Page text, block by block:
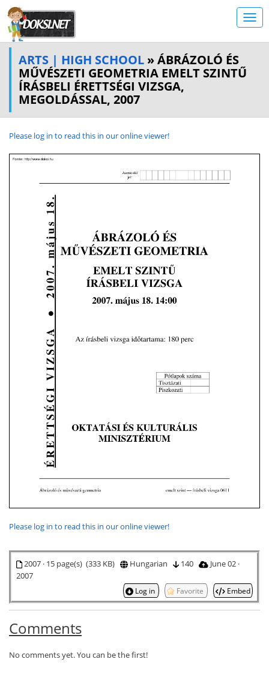
ARTS | HIGH SCHOOL » ÁBRÁZOLÓ ÉS
MŰVÉSZETI GEOMETRIA EMELT SZINTŰ
ÍRÁSBELI ÉRETTSÉGI VIZSGA,
MEGOLDÁSSAL, 2007
Please log in to read this in our online viewer!
Please log in to read this in our online viewer!
2007 · 15 page(s) (333 KB) Hungarian 140
June 02 ·
2007
Log in Favorite Embed
Comments
No comments yet. You can be the first!